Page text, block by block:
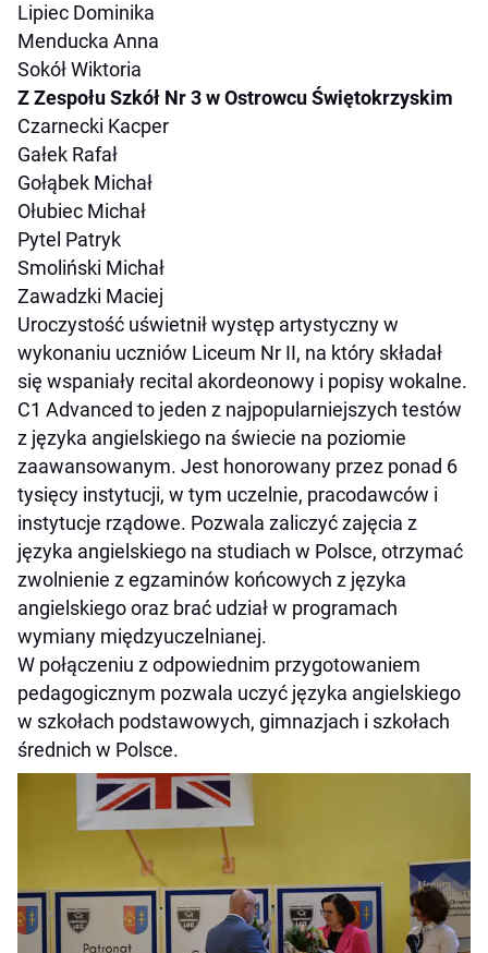
Lipiec Dominika
Menducka Anna
Sokół Wiktoria
Z Zespołu Szkół Nr 3 w Ostrowcu Świętokrzyskim
Czarnecki Kacper
Gałek Rafał
Gołąbek Michał
Ołubiec Michał
Pytel Patryk
Smoliński Michał
Zawadzki Maciej
Uroczystość uświetnił występ artystyczny w
wykonaniu uczniów Liceum Nr II, na który składał
się wspaniały recital akordeonowy i popisy wokalne.
C1 Advanced to jeden z najpopularniejszych testów
z języka angielskiego na świecie na poziomie
zaawansowanym. Jest honorowany przez ponad 6
tysięcy instytucji, w tym uczelnie, pracodawców i
instytucje rządowe. Pozwala zaliczyć zajęcia z
języka angielskiego na studiach w Polsce, otrzymać
zwolnienie z egzaminów końcowych z języka
angielskiego oraz brać udział w programach
wymiany międzyuczelnianej.
W połączeniu z odpowiednim przygotowaniem
pedagogicznym pozwala uczyć języka angielskiego
w szkołach podstawowych, gimnazjach i szkołach
średnich w Polsce.